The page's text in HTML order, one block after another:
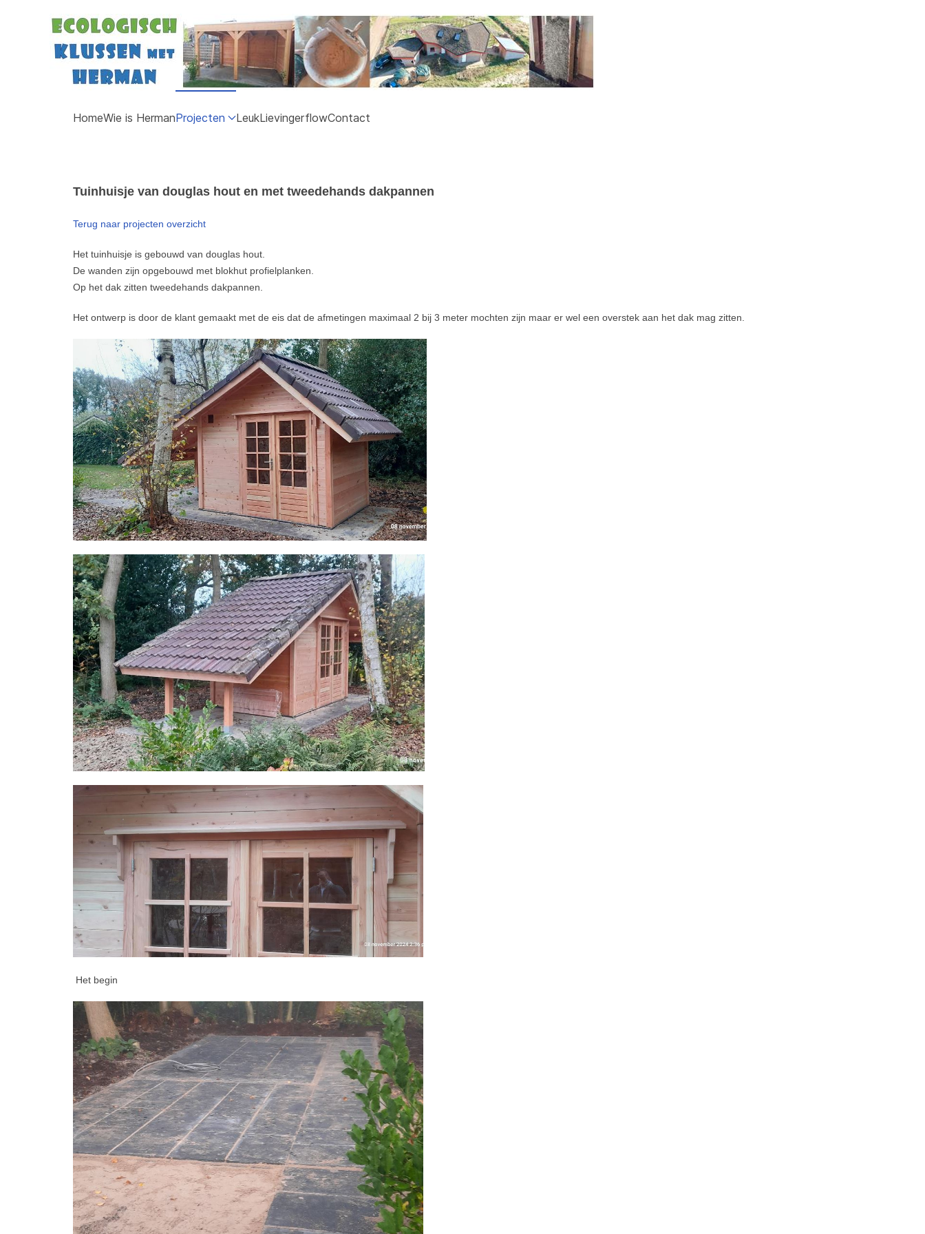
HomeWie is HermanProjecten LeukLievingerflowContact
Tuinhuisje van douglas hout en met tweedehands dakpannen
Terug naar projecten overzicht
Het tuinhuisje is gebouwd van douglas hout.
De wanden zijn opgebouwd met blokhut profielplanken.
Op het dak zitten tweedehands dakpannen.
Het ontwerp is door de klant gemaakt met de eis dat de afmetingen maximaal 2 bij 3 meter mochten zijn maar er wel een overstek aan het dak mag zitten.
Het begin